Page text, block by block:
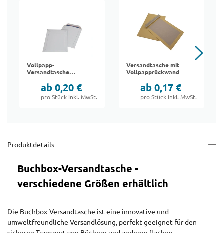
Vollpapp-
Versandtasche
ab 0,20 €
pro Stück inkl. MwSt.
Versandtasche mit
Vollpapprückwand
ab 0,17 €
pro Stück inkl. MwSt.
Produktdetails
Buchbox-Versandtasche -
verschiedene Größen erhältlich
Die Buchbox-Versandtasche ist eine innovative und
umweltfreundliche Versandlösung, perfekt geeignet für den